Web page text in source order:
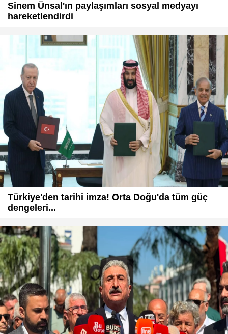
Sinem Ünsal'ın paylaşımları sosyal medyayı
hareketlendirdi
Türkiye'den tarihi imza! Orta Doğu'da tüm güç
dengeleri...